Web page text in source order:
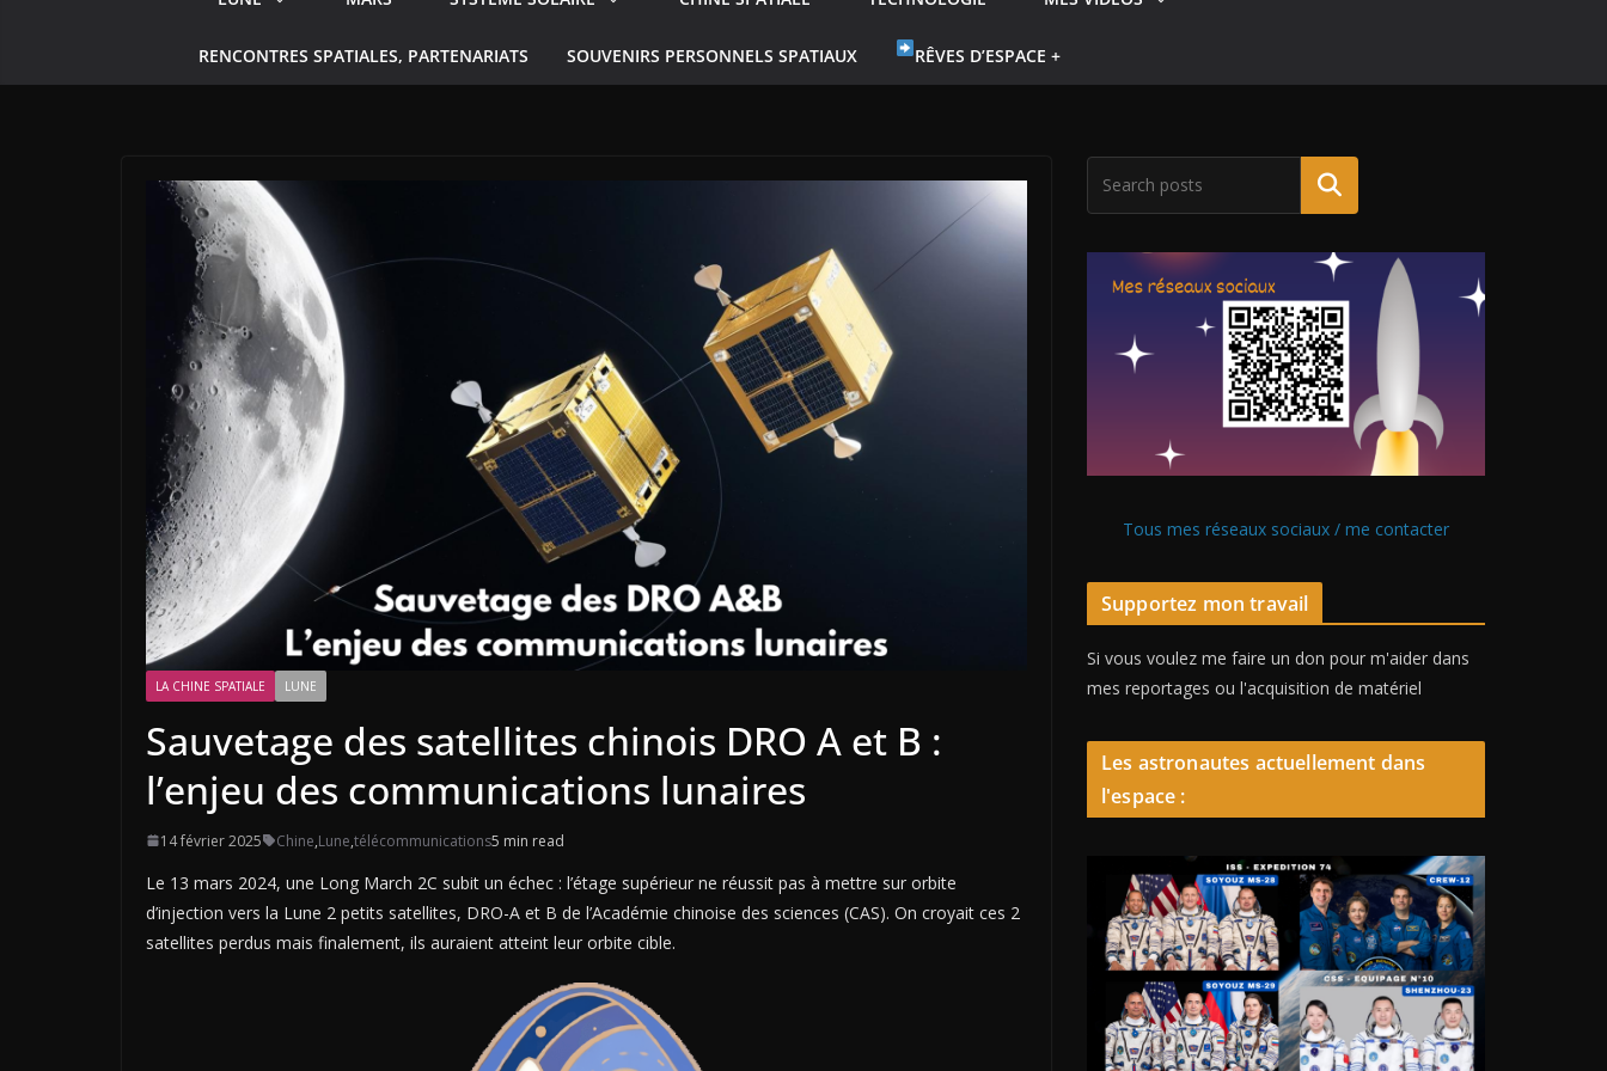
RENCONTRES SPATIALES, PARTENARIATS SOUVENIRS PERSONNELS SPATIAUX RÊVES D’ESPACE +
LA CHINE SPATIALE LUNE
Sauvetage des satellites chinois DRO A et B :
l’enjeu des communications lunaires
14 février 2025 Chine,Lune,télécommunications5 min read
Le 13 mars 2024, une Long March 2C subit un échec : l’étage supérieur ne réussit pas à mettre sur orbite
d’injection vers la Lune 2 petits satellites, DRO-A et B de l’Académie chinoise des sciences (CAS). On croyait ces 2
satellites perdus mais finalement, ils auraient atteint leur orbite cible.
Tous mes réseaux sociaux / me contacter
Supportez mon travail
Si vous voulez me faire un don pour m'aider dans
mes reportages ou l'acquisition de matériel
Les astronautes actuellement dans
l'espace :